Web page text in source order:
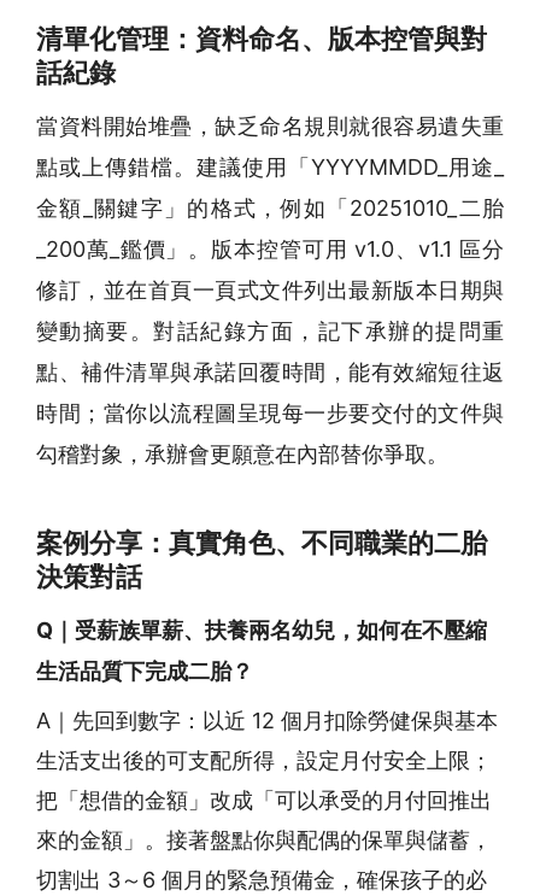
清單化管理：資料命名、版本控管與對
話紀錄
當資料開始堆疊，缺乏命名規則就很容易遺失重
點或上傳錯檔。建議使用「YYYYMMDD_用途_
金額_關鍵字」的格式，例如「20251010_二胎
_200萬_鑑價」。版本控管可用 v1.0、v1.1 區分
修訂，並在首頁一頁式文件列出最新版本日期與
變動摘要。對話紀錄方面，記下承辦的提問重
點、補件清單與承諾回覆時間，能有效縮短往返
時間；當你以流程圖呈現每一步要交付的文件與
勾稽對象，承辦會更願意在內部替你爭取。
案例分享：真實角色、不同職業的二胎
決策對話
Q｜受薪族單薪、扶養兩名幼兒，如何在不壓縮
生活品質下完成二胎？
A｜先回到數字：以近 12 個月扣除勞健保與基本
生活支出後的可支配所得，設定月付安全上限；
把「想借的金額」改成「可以承受的月付回推出
來的金額」。接著盤點你與配偶的保單與儲蓄，
切割出 3～6 個月的緊急預備金，確保孩子的必